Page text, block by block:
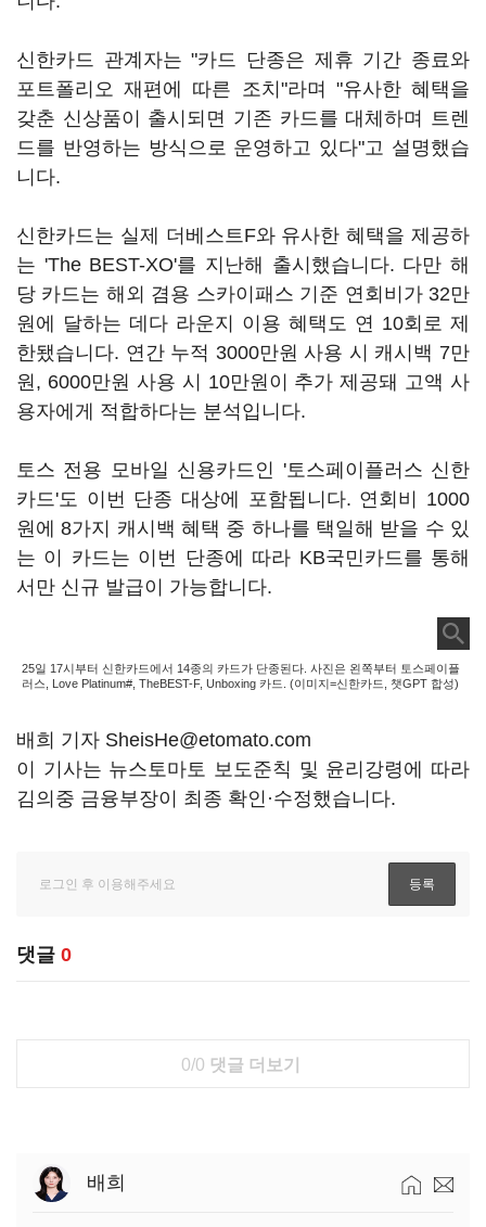
신한카드 관계자는 "카드 단종은 제휴 기간 종료와
포트폴리오 재편에 따른 조치"라며 "유사한 혜택을
갖춘 신상품이 출시되면 기존 카드를 대체하며 트렌
드를 반영하는 방식으로 운영하고 있다"고 설명했습
니다.
신한카드는 실제 더베스트F와 유사한 혜택을 제공하
는 'The BEST-XO'를 지난해 출시했습니다. 다만 해
당 카드는 해외 겸용 스카이패스 기준 연회비가 32만
원에 달하는 데다 라운지 이용 혜택도 연 10회로 제
한됐습니다. 연간 누적 3000만원 사용 시 캐시백 7만
원, 6000만원 사용 시 10만원이 추가 제공돼 고액 사
용자에게 적합하다는 분석입니다.
토스 전용 모바일 신용카드인 '토스페이플러스 신한
카드'도 이번 단종 대상에 포함됩니다. 연회비 1000
원에 8가지 캐시백 혜택 중 하나를 택일해 받을 수 있
는 이 카드는 이번 단종에 따라 KB국민카드를 통해
서만 신규 발급이 가능합니다.
25일 17시부터 신한카드에서 14종의 카드가 단종된다. 사진은 왼쪽부터 토스페이플
러스, Love Platinum#, TheBEST-F, Unboxing 카드. (이미지=신한카드, 챗GPT 합성)
배희 기자 SheisHe@etomato.com
이 기사는 뉴스토마토 보도준칙 및 윤리강령에 따라
김의중 금융부장이 최종 확인·수정했습니다.
댓글 0
0/0 댓글 더보기
배희